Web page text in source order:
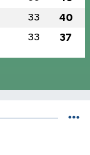
33 40
33 37